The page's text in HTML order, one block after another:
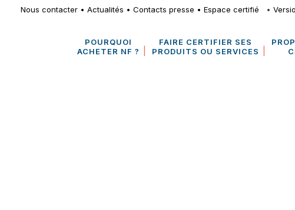
Nous contacter •Actualités •Contacts presse •Espace certifié •
POURQUOI
ACHETER NF ?
FAIRE CERTIFIER SES
PRODUITS OU SERVICES